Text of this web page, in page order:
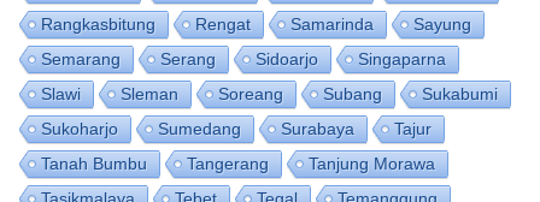
Rangkasbitung
Rengat Samarinda
Sayung
Semarang
Serang Sidoarjo
Singaparna
Slawi
Sleman Soreang Subang
Sukabumi
Sukoharjo
Sumedang Surabaya
Tajur
Tanah Bumbu
Tangerang
Tanjung Morawa
Tasikmalaya
Tebet Tegal Temanggung